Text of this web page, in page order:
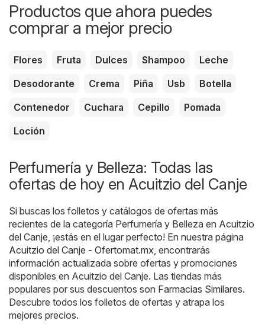
Productos que ahora puedes
comprar a mejor precio
Flores Fruta Dulces Shampoo
Leche
Desodorante
Crema Piña Usb
Botella
Contenedor
Cuchara Cepillo
Pomada
Loción
Perfumería y Belleza: Todas las
ofertas de hoy en Acuitzio del Canje
Si buscas los folletos y catálogos de ofertas más
recientes de la categoría Perfumería y Belleza en Acuitzio
del Canje, ¡estás en el lugar perfecto! En nuestra página
Acuitzio del Canje - Ofertomat.mx , encontrarás
información actualizada sobre ofertas y promociones
disponibles en Acuitzio del Canje. Las tiendas más
populares por sus descuentos son Farmacias Similares.
Descubre todos los folletos de ofertas y atrapa los
mejores precios.